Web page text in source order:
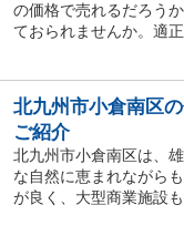
の価格で売れるだろう
ておられませんか。適
北九州市小倉南区
ご紹介
北九州市小倉南区は、
な自然に恵まれながら
が良く、大型商業施設